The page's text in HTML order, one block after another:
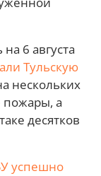
на 6 августа
Тульскую
нескольких
пожары, а
десятков
успешно